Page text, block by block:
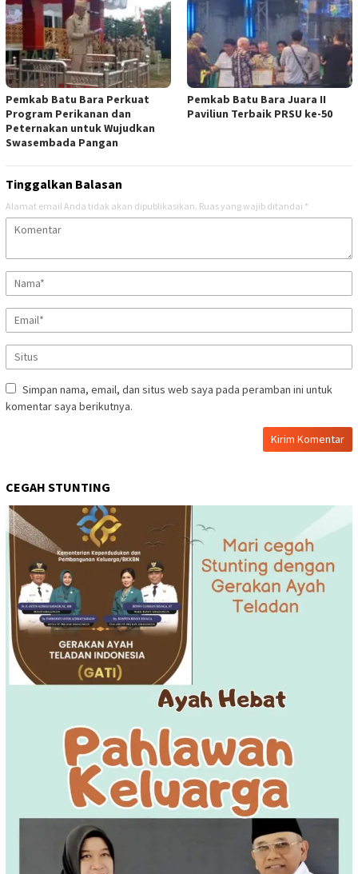
Pemkab Batu Bara Perkuat
Program Perikanan dan
Peternakan untuk Wujudkan
Swasembada Pangan
Pemkab Batu Bara Juara II
Paviliun Terbaik PRSU ke-50
Tinggalkan Balasan
Alamat email Anda tidak akan dipublikasikan. Ruas yang wajib ditandai *
Simpan nama, email, dan situs web saya pada peramban ini untuk
komentar saya berikutnya.
CEGAH STUNTING